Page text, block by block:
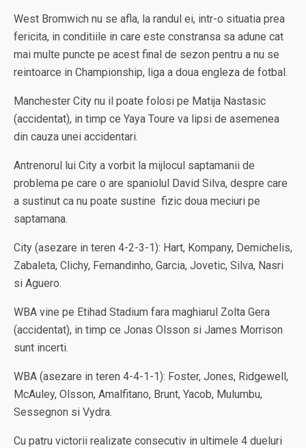
West Bromwich nu se afla, la randul ei, intr-o situatia prea
fericita, in conditiile in care este constransa sa adune cat
mai multe puncte pe acest final de sezon pentru a nu se
reintoarce in Championship, liga a doua engleza de fotbal.
Manchester City nu il poate folosi pe Matija Nastasic
(accidentat), in timp ce Yaya Toure va lipsi de asemenea
din cauza unei accidentari.
Antrenorul lui City a vorbit la mijlocul saptamanii de
problema pe care o are spaniolul David Silva, despre care
a sustinut ca nu poate sustine fizic doua meciuri pe
saptamana.
City (asezare in teren 4-2-3-1): Hart, Kompany, Demichelis,
Zabaleta, Clichy, Fernandinho, Garcia, Jovetic, Silva, Nasri
si Aguero.
WBA vine pe Etihad Stadium fara maghiarul Zolta Gera
(accidentat), in timp ce Jonas Olsson si James Morrison
sunt incerti.
WBA (asezare in teren 4-4-1-1): Foster, Jones, Ridgewell,
McAuley, Olsson, Amalfitano, Brunt, Yacob, Mulumbu,
Sessegnon si Vydra.
Cu patru victorii realizate consecutiv in ultimele 4 dueluri